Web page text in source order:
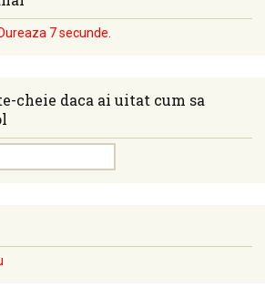
7 secunde.
cheie daca ai uitat cum sa